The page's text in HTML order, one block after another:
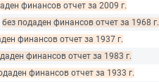
финансов отчет за 2009 г.
без подаден финансов отчет за 1968 г.
финансов отчет за 1937 г.
финансов отчет за 1983 г.
финансов отчет за 1933 г.